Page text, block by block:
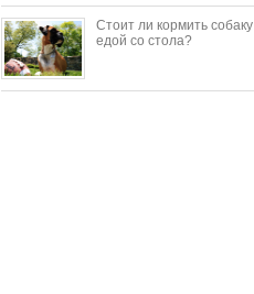
Стоит ли кормить собаку
едой со стола?